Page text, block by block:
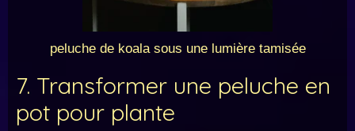
peluche de koala sous une lumière tamisée
7. Transformer une peluche en
pot pour plante